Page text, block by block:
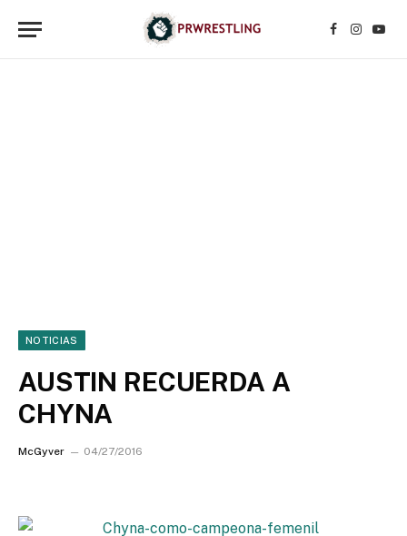
Facebook
NOTICIAS
AUSTIN RECUERDA A
CHYNA
McGyver 04/27/2016